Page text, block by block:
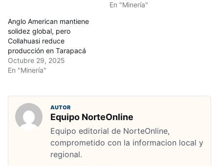
En "Minería"
Anglo American mantiene
solidez global, pero
Collahuasi reduce
producción en Tarapacá
Octubre 29, 2025
En "Minería"
AUTOR
Equipo NorteOnline
Equipo editorial de NorteOnline,
comprometido con la informacion local y
regional.